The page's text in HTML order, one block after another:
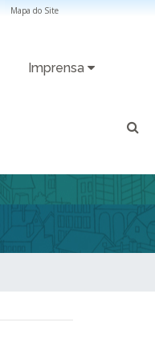
Mapa do Site
Imprensa